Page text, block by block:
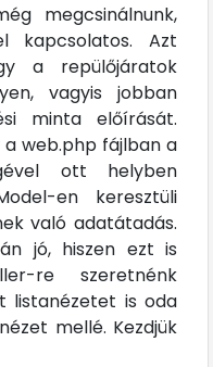
megcsinálnunk,
kapcsolatos. Azt
a repülőjáratok
vagyis jobban
minta előírását.
web.php fájlban a
ott helyben
en keresztüli
való adatátadás.
jó, hiszen ezt is
re szeretnénk
listanézetet is oda
mellé. Kezdjük